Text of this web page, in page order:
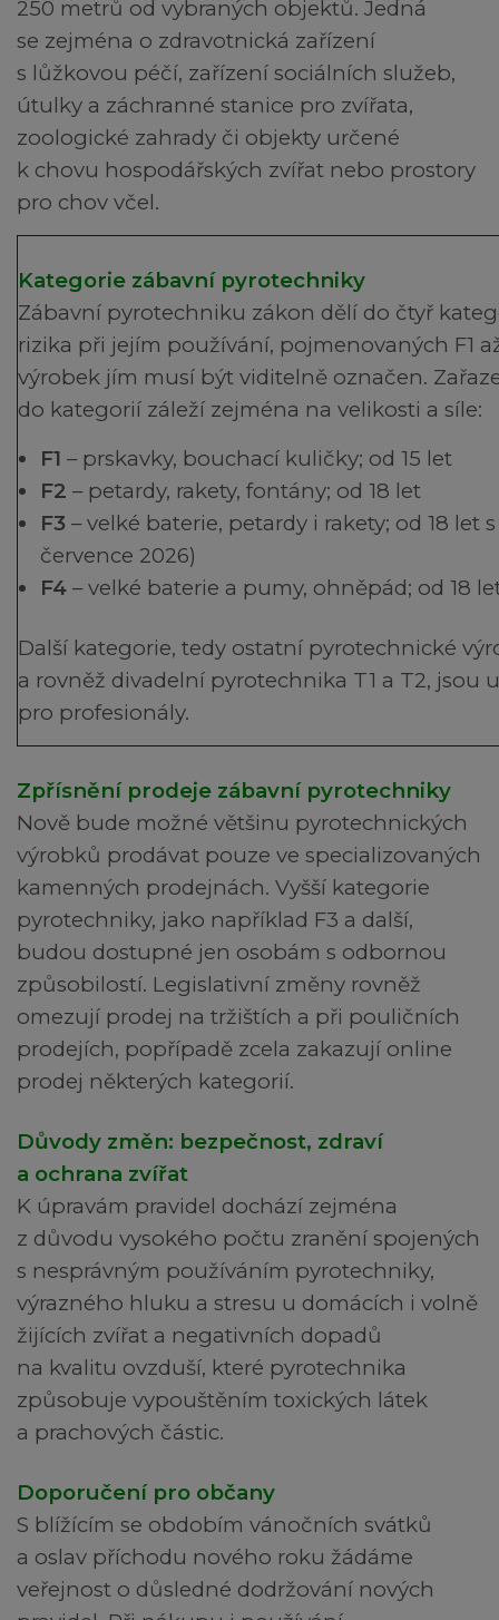
250 metrů od vybraných objektů. Jedná
se zejména o zdravotnická zařízení
s lůžkovou péčí, zařízení sociálních služeb,
útulky a záchranné stanice pro zvířata,
zoologické zahrady či objekty určené
k chovu hospodářských zvířat nebo prostory
pro chov včel.
Kategorie zábavní pyrotechniky
Zábavní pyrotechniku zákon dělí do čtyř
rizika při jejím používání, pojmenovaných F1
výrobek jím musí být viditelně označen.
do kategorií záleží zejména na velikosti a síle:
F1 – prskavky, bouchací kuličky; od 15 let
F2 – petardy, rakety, fontány; od 18 let
F3 – velké baterie, petardy i rakety; od 18 let
července 2026)
F4 – velké baterie a pumy, ohněpád; od 18
Další kategorie, tedy ostatní pyrotechnické
a rovněž divadelní pyrotechnika T1 a T2, jsou
pro profesionály.
Zpřísnění prodeje zábavní pyrotechniky
Nově bude možné většinu pyrotechnických
výrobků prodávat pouze ve specializovaných
kamenných prodejnách. Vyšší kategorie
pyrotechniky, jako například F3 a další,
budou dostupné jen osobám s odbornou
způsobilostí. Legislativní změny rovněž
omezují prodej na tržištích a při pouličních
prodejích, popřípadě zcela zakazují online
prodej některých kategorií.
Důvody změn: bezpečnost, zdraví
a ochrana zvířat
K úpravám pravidel dochází zejména
z důvodu vysokého počtu zranění spojených
s nesprávným používáním pyrotechniky,
výrazného hluku a stresu u domácích i volně
žijících zvířat a negativních dopadů
na kvalitu ovzduší, které pyrotechnika
způsobuje vypouštěním toxických látek
a prachových částic.
Doporučení pro občany
S blížícím se obdobím vánočních svátků
a oslav příchodu nového roku žádáme
veřejnost o důsledné dodržování nových